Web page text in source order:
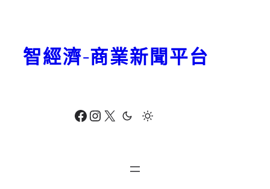
Facebook Instagram X
智經濟-商業新聞平台